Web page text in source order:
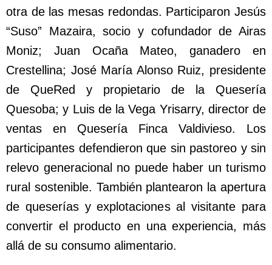
otra de las mesas redondas. Participaron Jesús
“Suso” Mazaira, socio y cofundador de Airas
Moniz; Juan Ocaña Mateo, ganadero en
Crestellina; José María Alonso Ruiz, presidente
de QueRed y propietario de la Quesería
Quesoba; y Luis de la Vega Yrisarry, director de
ventas en Quesería Finca Valdivieso. Los
participantes defendieron que sin pastoreo y sin
relevo generacional no puede haber un turismo
rural sostenible. También plantearon la apertura
de queserías y explotaciones al visitante para
convertir el producto en una experiencia, más
allá de su consumo alimentario.